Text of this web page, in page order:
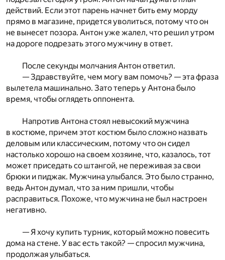
действий. Если этот парень начнет бить ему морду
прямо в магазине, придется уволиться, потому что он
не вынесет позора. Антон уже жалел, что решил утром
на дороге подрезать этого мужчину в ответ.
После секунды молчания Антон ответил.
— Здравствуйте, чем могу вам помочь? — эта фраза
вылетела машинально. Зато теперь у Антона было
время, чтобы оглядеть оппонента.
Напротив Антона стоял невысокий мужчина
в костюме, причем этот костюм было сложно назвать
деловым или классическим, потому что он сидел
настолько хорошо на своем хозяине, что, казалось, тот
может приседать со штангой, не переживая за свои
брюки и пиджак. Мужчина улыбался. Это было странно,
ведь Антон думал, что за ним пришли, чтобы
расправиться. Похоже, что мужчина не был настроен
негативно.
— Я хочу купить турник, который можно повесить
дома на стене. У вас есть такой? — спросил мужчина,
продолжая улыбаться.